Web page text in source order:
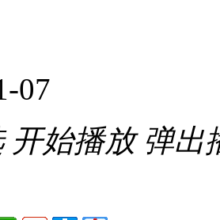
07
开始播放 弹出